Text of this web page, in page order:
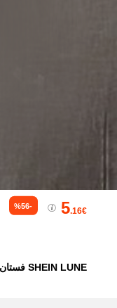
5.16€
%56-
SHEIN LUNE فستان ماكسي للنساء بطبعة فراشة، بياقة مفرقعة وبدون أكمام، طراز كاجوال صيفي